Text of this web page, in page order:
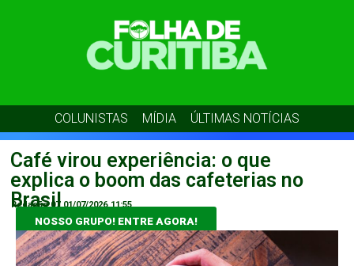
COLUNISTAS MÍDIA ÚLTIMAS NOTÍCIAS
Café virou experiência: o que
explica o boom das cafeterias no
Brasil
Redação 07 01/07/2026 11:55
NOSSO GRUPO! ENTRE AGORA!